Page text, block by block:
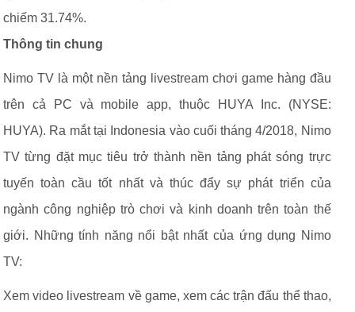
chiếm 31.74%.
Thông tin chung
Nimo TV là một nền tảng livestream chơi game hàng đầu
trên cả PC và mobile app, thuộc HUYA Inc. (NYSE:
HUYA). Ra mắt tại Indonesia vào cuối tháng 4/2018, Nimo
TV từng đặt mục tiêu trở thành nền tảng phát sóng trực
tuyến toàn cầu tốt nhất và thúc đẩy sự phát triển của
ngành công nghiệp trò chơi và kinh doanh trên toàn thế
giới. Những tính năng nổi bật nhất của ứng dụng Nimo
TV:
Xem video livestream về game, xem các trận đấu thể thao,